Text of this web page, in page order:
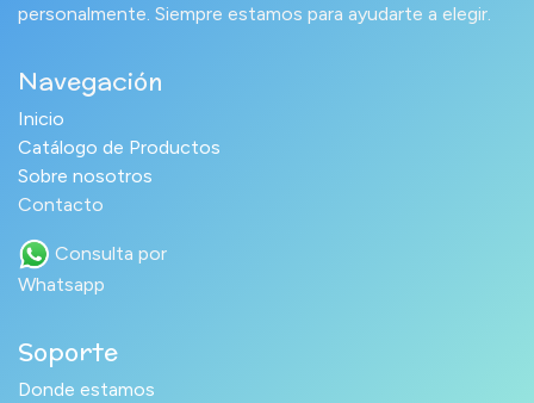
personalmente. Siempre estamos para ayudarte a elegir.
Navegación
Inicio
Catálogo de Productos
Sobre nosotros
Contacto
Consulta por
Whatsapp
Soporte
Donde estamos